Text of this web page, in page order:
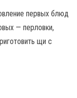
первых блюд
— перловки,
щи с